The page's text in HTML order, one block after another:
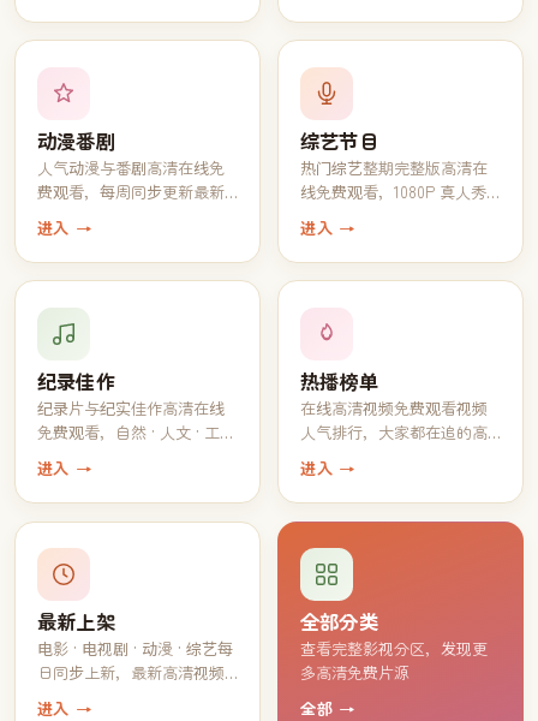
动漫番剧
人气动漫与番剧高清在线免
费观看，每周同步更新最新
一话
进入 →
综艺节目
热门综艺整期完整版高清在
线免费观看，1080P 真人秀
脱口秀全收录
进入 →
纪录佳作
纪录片与纪实佳作高清在线
免费观看，自然 · 人文 · 工艺
一应俱全
进入 →
热播榜单
在线高清视频免费观看视频
人气排行，大家都在追的高
分片单
进入 →
最新上架
电影 · 电视剧 · 动漫 · 综艺每
日同步上新，最新高清视频
持续免费观看
进入 →
全部分类
查看完整影视分区，发现更
多高清免费片源
全部 →